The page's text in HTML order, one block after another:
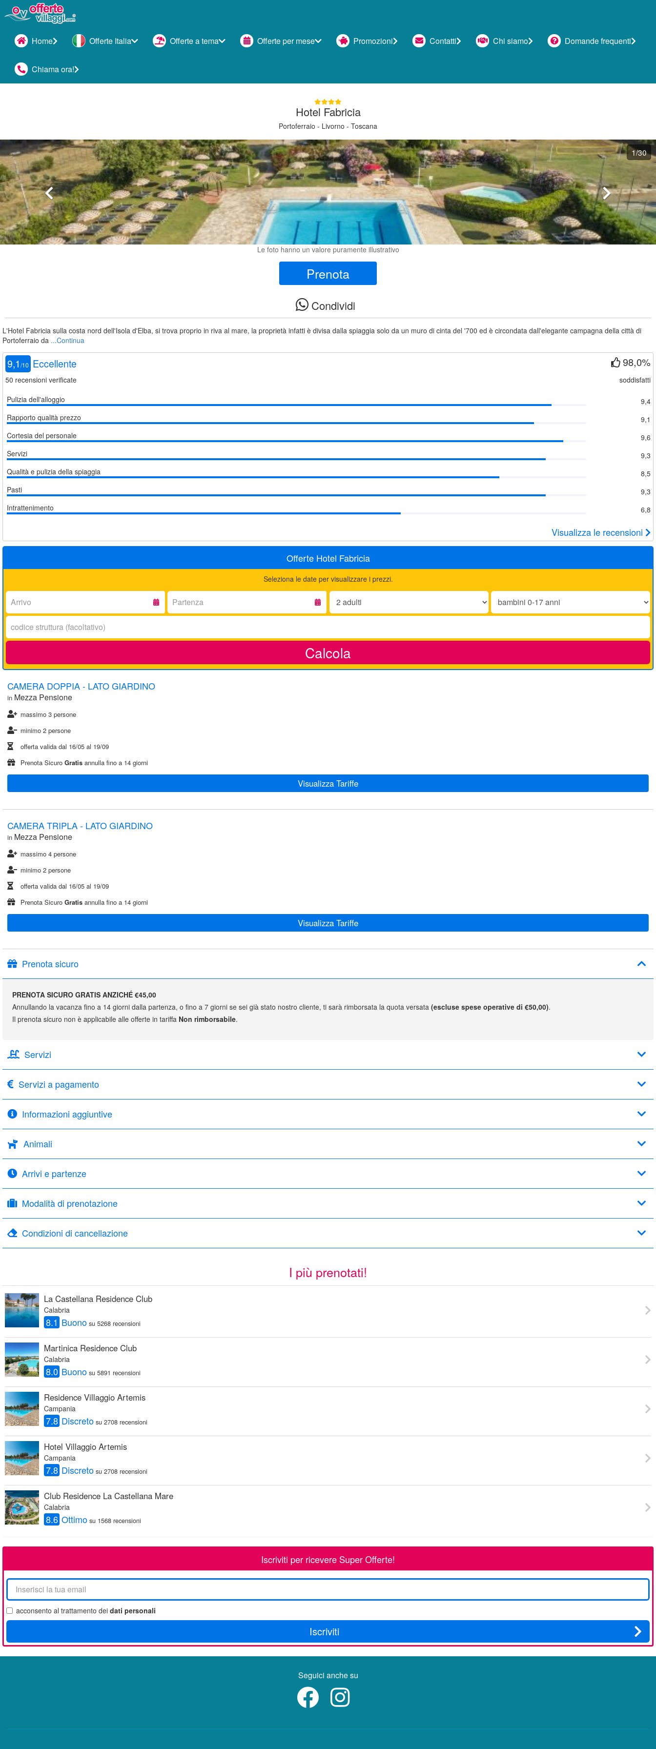
Home Offerte Italia Offerte a tema Offerte per mese Promozioni Contatti Chi siamo Domande frequenti
Chiama ora!
Hotel Fabricia
Portoferraio - Livorno - Toscana
1/30
Le foto hanno un valore puramente illustrativo
Prenota
Condividi
L'Hotel Fabricia sulla costa nord dell'Isola d'Elba, si trova proprio in riva al mare, la proprietà infatti è divisa dalla spiaggia solo da un muro di cinta del '700 ed è circondata dall'elegante campagna della città di
Portoferraio da ...Continua
9,1 /10 Eccellente
50 recensioni verificate
98,0%
soddisfatti
Pulizia dell'alloggio
9,4
Rapporto qualità prezzo
9,1
Cortesia del personale
9,6
Servizi
9,3
Qualità e pulizia della spiaggia
8,5
Pasti
9,3
Intrattenimento
6,8
Visualizza le recensioni
Offerte Hotel Fabricia
Seleziona le date per visualizzare i prezzi.
Arrivo:
Partenza: Adulti:
Bambini
17
Codice
struttura:
Calcola
CAMERA DOPPIA - LATO GIARDINO
in Mezza Pensione
massimo 3 persone
minimo 2 persone
offerta valida dal 16/05 al 19/09
Prenota Sicuro Gratis annulla fino a 14 giorni
Visualizza Tariffe
CAMERA TRIPLA - LATO GIARDINO
in Mezza Pensione
massimo 4 persone
minimo 2 persone
offerta valida dal 16/05 al 19/09
Prenota Sicuro Gratis annulla fino a 14 giorni
Visualizza Tariffe
Prenota sicuro
PRENOTA SICURO GRATIS ANZICHÉ €45,00
Annullando la vacanza fino a 14 giorni dalla partenza, o fino a 7 giorni se sei già stato nostro cliente, ti sarà rimborsata la quota versata (escluse spese operative di €50,00).
Il prenota sicuro non è applicabile alle offerte in tariffa Non rimborsabile.
Servizi
Servizi a pagamento
Informazioni aggiuntive
Animali
Arrivi e partenze
Modalità di prenotazione
Condizioni di cancellazione
I più prenotati!
La Castellana Residence Club
Calabria
8.1 Buono su 5268 recensioni
Martinica Residence Club
Calabria
8.0 Buono su 5891 recensioni
Residence Villaggio Artemis
Campania
7.8 Discreto su 2708 recensioni
Hotel Villaggio Artemis
Campania
7.8 Discreto su 2708 recensioni
Club Residence La Castellana Mare
Calabria
8.6 Ottimo su 1568 recensioni
Iscriviti per ricevere Super Offerte!
La
tua
email
acconsento al trattamento dei dati personali
Iscriviti
Seguici anche su